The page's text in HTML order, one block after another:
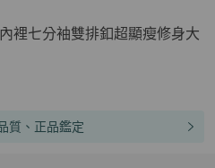
裡七分袖雙排釦超顯瘦修身大
質、正品鑑定